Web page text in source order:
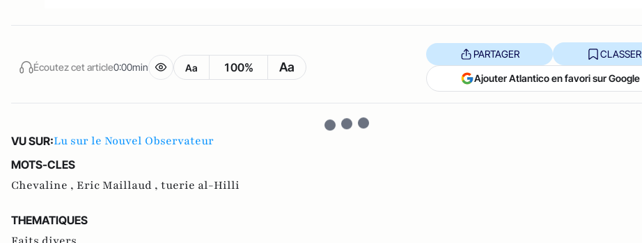
Écoutez cet article0:00min Aa 100% Aa
PARTAGER CLASSER
Ajouter Atlantico en favori sur Google
VU SUR:Lu sur le Nouvel Observateur
MOTS-CLES
Chevaline , Eric Maillaud , tuerie al-Hilli
THEMATIQUES